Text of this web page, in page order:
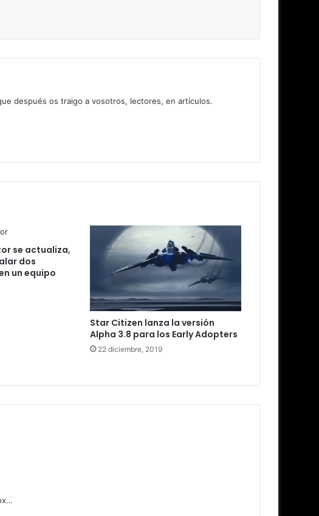
después os traigo a vosotros, lectores, en artículos.
se actualiza,
dos
un equipo
Star Citizen lanza la versión
Alpha 3.8 para los Early Adopters
22 diciembre, 2019